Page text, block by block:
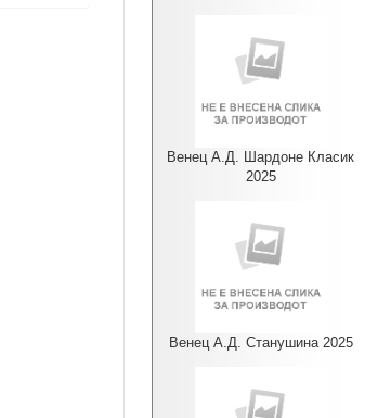
Венец А.Д. Шардоне Класик
2025
Венец А.Д. Станушина 2025